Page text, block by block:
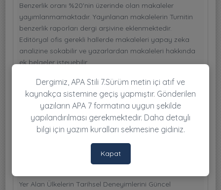
Benzerlik oranı %20'nin üzerinde olan makaleler
yayımlanmamaktadır. Yayınlanan makalelerin Turnitin
benzerlik raporları dergi arşivine eklenmektedir.
Editöryal ofis gerekli hallerde makaleleri yapay zeka
analizine sokabilir ve yazarlardan makaleleri hakkında
ek belgeler isteyebilir.
Yer Alan Ülkelerin Tarihsel Deneyimlerini Güncel
Dergimiz, APA Stili 7.Sürüm metin içi atıf ve
kaynakça sistemine geçiş yapmıştır. Gönderilen
yazıların APA 7 formatına uygun şekilde
yapılandırılması gerekmektedir. Daha detaylı
bilgi için yazım kuralları sekmesine gidiniz.
Kapat